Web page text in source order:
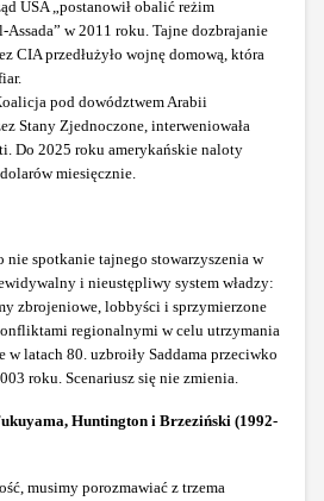
USA „postanowił obalić reżim
Assada” w 2011 roku. Tajne dozbrajanie
CIA przedłużyło wojnę domową, która
pod dowództwem Arabii
Stany Zjednoczone, interweniowała
Do 2025 roku amerykańskie naloty
miesięcznie.
nie spotkanie tajnego stowarzyszenia w
i nieustępliwy system władzy:
zbrojeniowe, lobbyści i sprzymierzone
regionalnymi w celu utrzymania
w latach 80. uzbroiły Saddama przeciwko
roku. Scenariusz się nie zmienia.
Huntington i Brzeziński (1992-
musimy porozmawiać z trzema